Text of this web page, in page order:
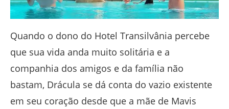
Quando o dono do Hotel Transilvânia percebe
que sua vida anda muito solitária e a
companhia dos amigos e da família não
bastam, Drácula se dá conta do vazio existente
em seu coração desde que a mãe de Mavis